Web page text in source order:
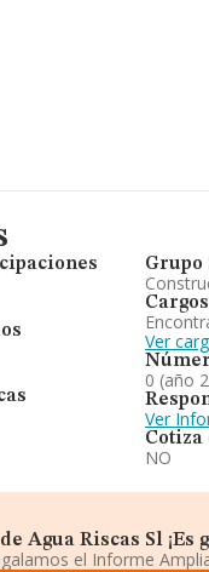
Grupo
Cargos
Ver
0 (año
Ver
Cotiza
NO
Agua Riscas Sl ¡Es
el Informe